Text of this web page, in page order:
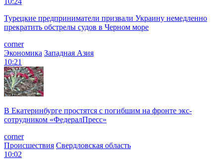
Турецкие предприниматели призвали Украину немедленно
прекратить обстрелы судов в Черном море
corner
Экономика Западная Азия
10:21
В Екатеринбурге простятся с погибшим на фронте экс-
сотрудником «ФедералПресс»
corner
Происшествия Свердловская область
10:02